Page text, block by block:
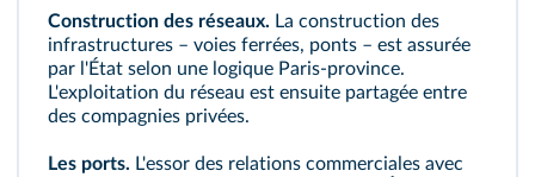
Construction des réseaux. La construction des
infrastructures – voies ferrées, ponts – est assurée
par l'État selon une logique Paris-province.
L'exploitation du réseau est ensuite partagée entre
des compagnies privées.
Les ports. L'essor des relations commerciales avec